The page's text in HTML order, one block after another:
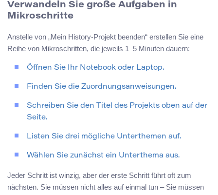
Verwandeln Sie große Aufgaben in
Mikroschritte
Anstelle von „Mein History-Projekt beenden“ erstellen Sie eine
Reihe von Mikroschritten, die jeweils 1–5 Minuten dauern:
Öffnen Sie Ihr Notebook oder Laptop.
Finden Sie die Zuordnungsanweisungen.
Schreiben Sie den Titel des Projekts oben auf der
Seite.
Listen Sie drei mögliche Unterthemen auf.
Wählen Sie zunächst ein Unterthema aus.
Jeder Schritt ist winzig, aber der erste Schritt führt oft zum
nächsten. Sie müssen nicht alles auf einmal tun – Sie müssen